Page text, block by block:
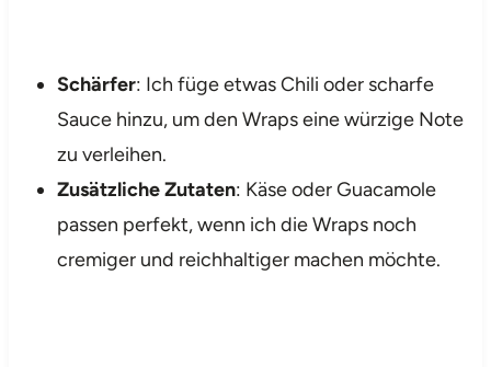
Schärfer: Ich füge etwas Chili oder scharfe
Sauce hinzu, um den Wraps eine würzige Note
zu verleihen.
Zusätzliche Zutaten: Käse oder Guacamole
passen perfekt, wenn ich die Wraps noch
cremiger und reichhaltiger machen möchte.